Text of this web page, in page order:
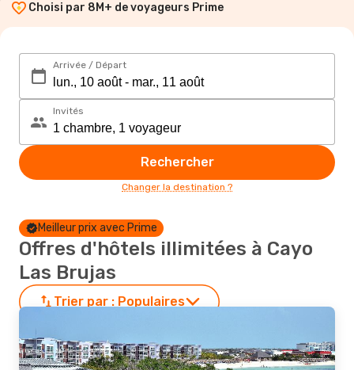
Choisi par 8M+ de voyageurs Prime
Arrivée / Départ
Invités
Rechercher
Changer la destination ?
Meilleur prix avec Prime
Offres d'hôtels illimitées à Cayo
Las Brujas
Trier par : Populaires